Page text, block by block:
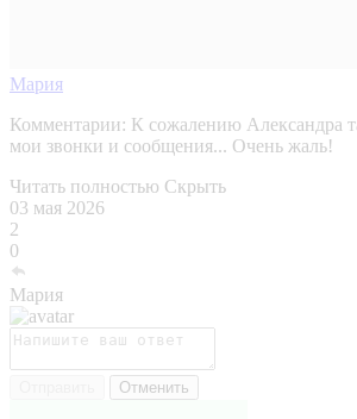
Мария
Комментарии: К сожалению Александра
мои звонки и сообщения... Очень жаль!
Читать полностью Скрыть
03 мая 2026
2
0
Мария
Отменить